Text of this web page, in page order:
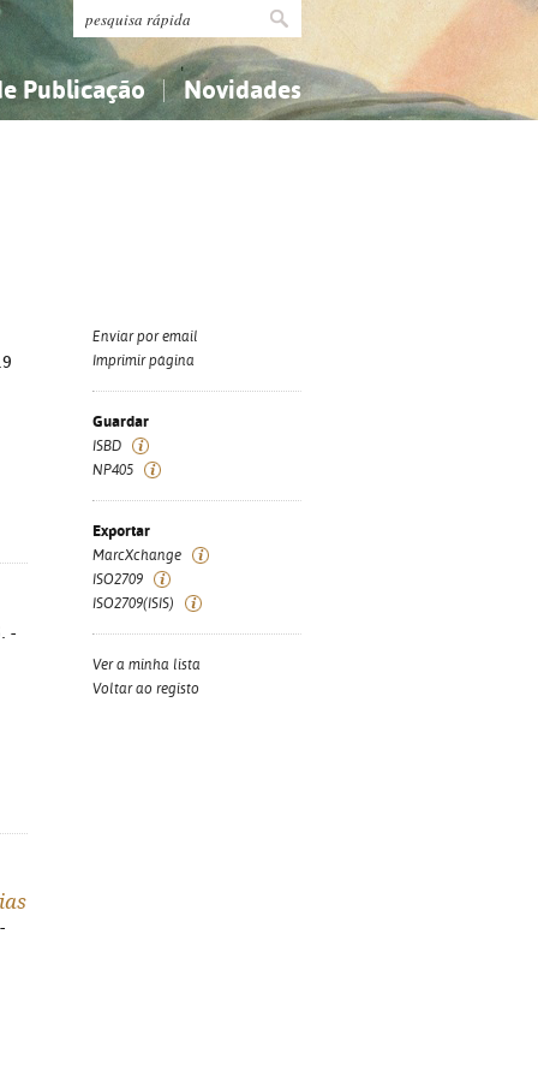
Publicação Novidades
-
Enviar por email
Imprimir página
Guardar
ISBD
NP405
Exportar
MarcXchange
ISO2709
ISO2709(ISIS)
Ver a minha lista
Voltar ao registo